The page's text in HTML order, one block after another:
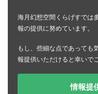
海月幻想空間くらげすでは
報の提供に努めています。
もし、些細な点であっても
報提供いただけると幸いで
情報提